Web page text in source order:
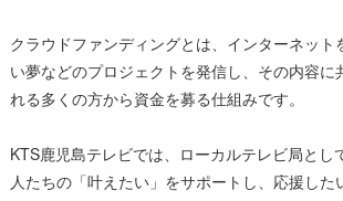
クラウドファンディングとは、インターネット
い夢などのプロジェクトを発信し、その内容に
れる多くの方から資金を募る仕組みです。
KTS鹿児島テレビでは、ローカルテレビ局とし
人たちの「叶えたい」をサポートし、応援した